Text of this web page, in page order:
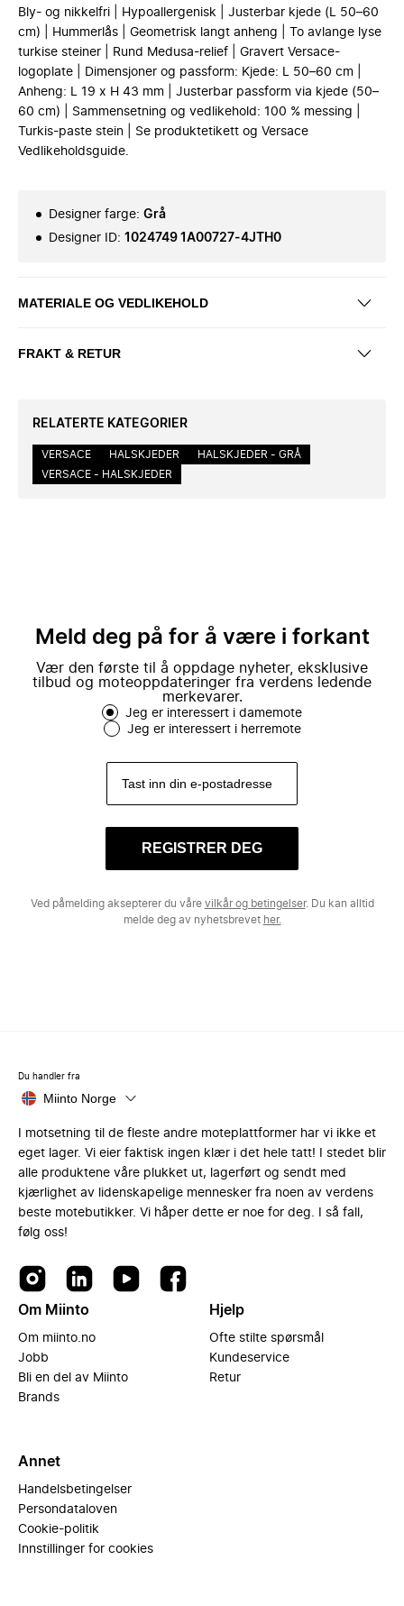
Bly- og nikkelfri | Hypoallergenisk | Justerbar kjede (L 50–60
cm) | Hummerlås | Geometrisk langt anheng | To avlange lyse
turkise steiner | Rund Medusa-relief | Gravert Versace-
logoplate | Dimensjoner og passform: Kjede: L 50–60 cm |
Anheng: L 19 x H 43 mm | Justerbar passform via kjede (50–
60 cm) | Sammensetning og vedlikehold: 100 % messing |
Turkis-paste stein | Se produktetikett og Versace
Vedlikeholdsguide.
Designer farge: Grå
Designer ID: 1024749 1A00727-4JTH0
MATERIALE OG VEDLIKEHOLD
FRAKT & RETUR
RELATERTE KATEGORIER
VERSACE HALSKJEDER
HALSKJEDER - GRÅ
VERSACE - HALSKJEDER
Meld deg på for å være i forkant
Vær den første til å oppdage nyheter, eksklusive
tilbud og moteoppdateringer fra verdens ledende
merkevarer.
Jeg er interessert i damemote
Jeg er interessert i herremote
REGISTRER DEG
Ved påmelding aksepterer du våre vilkår og betingelser. Du kan alltid
melde deg av nyhetsbrevet her.
Du handler fra
Miinto Norge
I motsetning til de fleste andre moteplattformer har vi ikke et
eget lager. Vi eier faktisk ingen klær i det hele tatt! I stedet blir
alle produktene våre plukket ut, lagerført og sendt med
kjærlighet av lidenskapelige mennesker fra noen av verdens
beste motebutikker. Vi håper dette er noe for deg. I så fall,
følg oss!
Om Miinto
Om miinto.no
Jobb
Bli en del av Miinto
Brands
Hjelp
Ofte stilte spørsmål
Kundeservice
Retur
Annet
Handelsbetingelser
Persondataloven
Cookie-politik
Innstillinger for cookies